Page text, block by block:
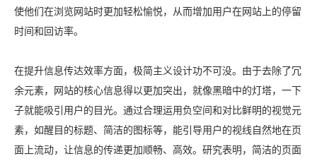
使他们在浏览网站时更加轻松愉悦，从而增加用户在网站上的停留
时间和回访率。
在提升信息传达效率方面，极简主义设计功不可没。由于去除了冗
余元素，网站的核心信息得以更加突出，就像黑暗中的灯塔，一下
子就能吸引用户的目光。通过合理运用负空间和对比鲜明的视觉元
素，如醒目的标题、简洁的图标等，能引导用户的视线自然地在页
面上流动，让信息的传递更加顺畅、高效。研究表明，简洁的页面